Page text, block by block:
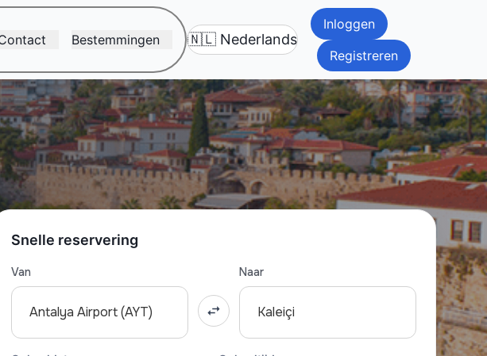
Bestemmingen
Inloggen
Registreren
Snelle reservering
Van
Antalya Airport (AYT)
Naar
Kaleiçi